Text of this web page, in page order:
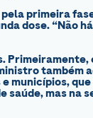
primeira
dose. “Não
também
municípios,
mas na